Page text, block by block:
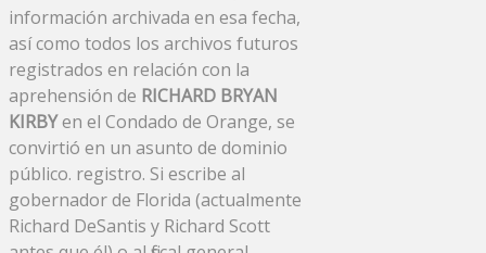
información archivada en esa fecha,
así como todos los archivos futuros
registrados en relación con la
aprehensión de RICHARD BRYAN
KIRBYen el Condado de Orange, se
convirtió en un asunto de dominio
público. registro. Si escribe al
gobernador de Florida (actualmente
Richard DeSantis y Richard Scott